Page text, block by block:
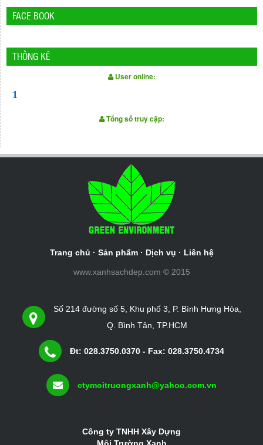
FACE BOOK
THỐNG KÊ
User online:
1
Tổng số truy cập:
Trang chủ · Sản phẩm· Dịch vụ · Liên hệ
www.xanhsachdep.com © 2015
Số 214 đường số 5, Khu phố 3, P. Bình Hưng Hòa,
Q. Bình Tân, TP.HCM
Đt: 028.3750.0370 - Fax: 028.3750.4734
ctymoitruongxanh@yahoo.com.vn
Công ty TNHH Xây Dựng